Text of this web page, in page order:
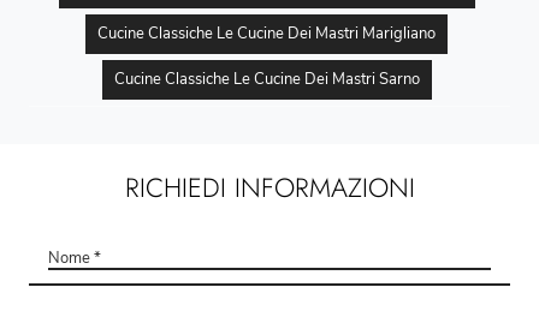
Cucine Classiche Le Cucine Dei Mastri Marigliano
Cucine Classiche Le Cucine Dei Mastri Sarno
RICHIEDI INFORMAZIONI